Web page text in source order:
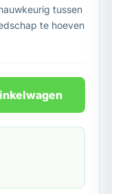
tussen
te hoeven